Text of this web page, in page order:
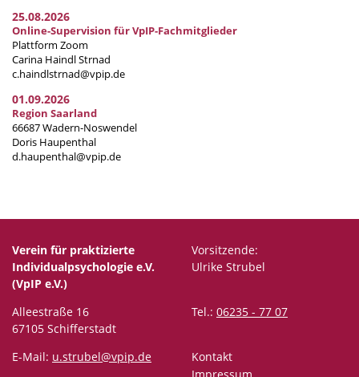
25.08.2026
Online-Supervision für VpIP-Fachmitglieder
Plattform Zoom
Carina Haindl Strnad
c.haindlstrnad@vpip.de
01.09.2026
Region Saarland
66687 Wadern-Noswendel
Doris Haupenthal
d.haupenthal@vpip.de
Verein für praktizierte
Individualpsychologie e.V.
(VpIP e.V.)
Vorsitzende:
Ulrike Strubel
Alleestraße 16
67105 Schifferstadt
Tel.: 06235 - 77 07
E-Mail: u.strubel@vpip.de
Kontakt